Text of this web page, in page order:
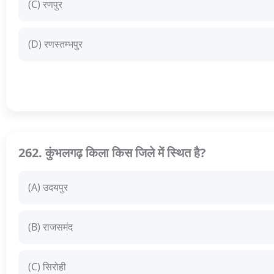
(C) रणपुर
(D) रणस्तम्भपुर
262. कुंभलगढ़ किला किस जिले में स्थित है?
(A) उदयपुर
(B) राजसमंद
(C) सिरोही